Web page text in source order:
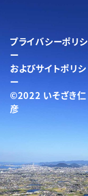
プライバシーポリシ
ー
およびサイトポリシ
ー
©2022 いそざき仁
彦